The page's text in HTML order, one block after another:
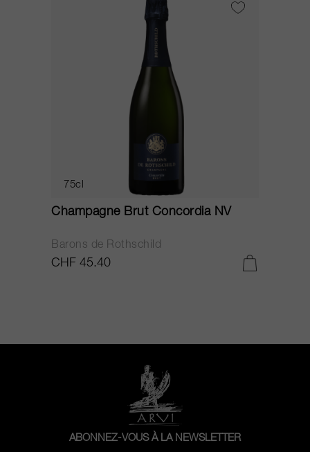
75cl
Champagne Brut Concordia NV
Barons de Rothschild
CHF 45.40
ABONNEZ-VOUS À LA NEWSLETTER